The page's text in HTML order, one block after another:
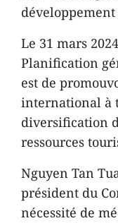
Le 31 mars
Planification
est de
international à
diversification
ressources
Nguyen Tan
président du
nécessité de